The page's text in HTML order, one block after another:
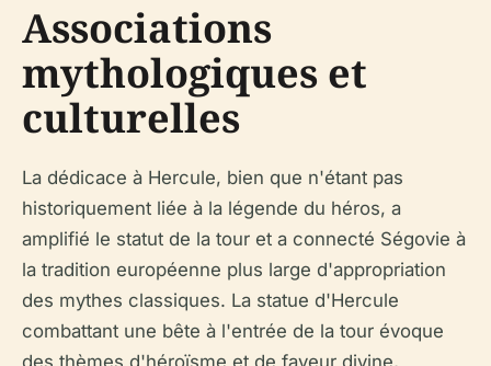
Associations
mythologiques et
culturelles
La dédicace à Hercule, bien que n'étant pas
historiquement liée à la légende du héros, a
amplifié le statut de la tour et a connecté Ségovie à
la tradition européenne plus large d'appropriation
des mythes classiques. La statue d'Hercule
combattant une bête à l'entrée de la tour évoque
des thèmes d'héroïsme et de faveur divine,